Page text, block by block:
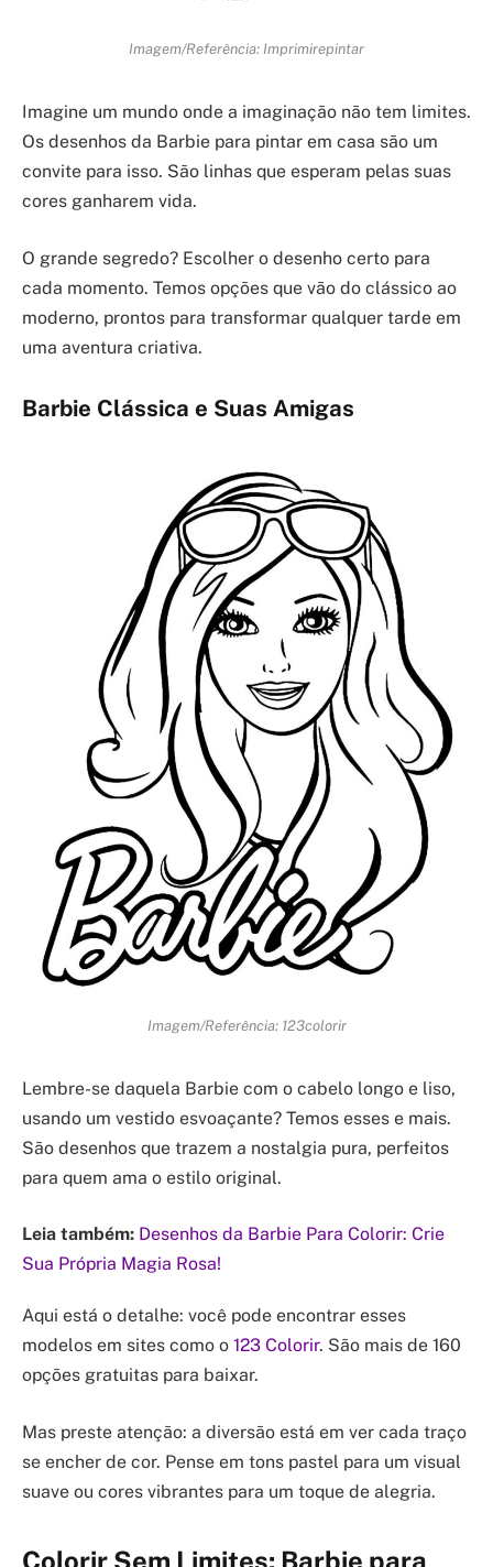
Imagem/Referência: Imprimirepintar
Imagine um mundo onde a imaginação não tem limites.
Os desenhos da Barbie para pintar em casa são um
convite para isso. São linhas que esperam pelas suas
cores ganharem vida.
O grande segredo? Escolher o desenho certo para
cada momento. Temos opções que vão do clássico ao
moderno, prontos para transformar qualquer tarde em
uma aventura criativa.
Barbie Clássica e Suas Amigas
Imagem/Referência: 123colorir
Lembre-se daquela Barbie com o cabelo longo e liso,
usando um vestido esvoaçante? Temos esses e mais.
São desenhos que trazem a nostalgia pura, perfeitos
para quem ama o estilo original.
Leia também: Desenhos da Barbie Para Colorir: Crie
Sua Própria Magia Rosa!
Aqui está o detalhe: você pode encontrar esses
modelos em sites como o 123 Colorir. São mais de 160
opções gratuitas para baixar.
Mas preste atenção: a diversão está em ver cada traço
se encher de cor. Pense em tons pastel para um visual
suave ou cores vibrantes para um toque de alegria.
Colorir Sem Limites: Barbie para